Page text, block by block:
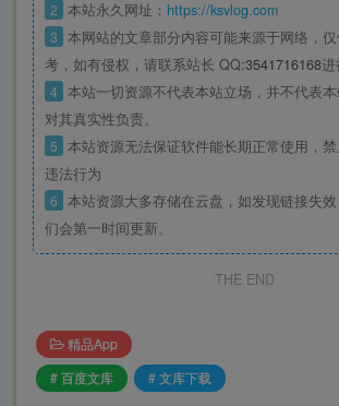
2 本站永久网址： https://ksvlog.com
3 本网站的文章部分内容可能来源于网络，
考，如有侵权，请联系站长 QQ:3541716168进
4 本站一切资源不代表本站立场，并不代表
对其真实性负责。
5 本站资源无法保证软件能长期正常使用，
违法行为
6 本站资源大多存储在云盘，如发现链接失
们会第一时间更新。
THE END
精品App
# 百度文库
# 文库下载